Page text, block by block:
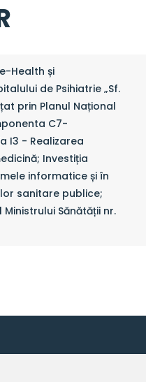
Health și
de Psihiatrie „Sf.
prin Planul Național
C7-
I3 - Realizarea
Investiția
informatice și în
sanitare publice;
Ministrului Sănătății nr.